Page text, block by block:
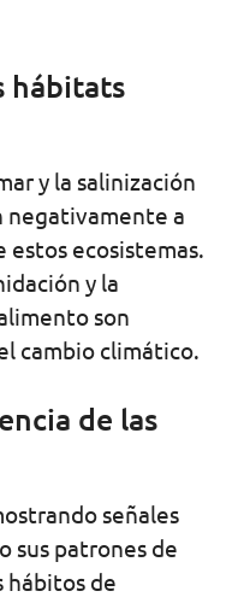
hábitats
y la salinización
negativamente a
estos ecosistemas.
y la
son
cambio climático.
de las
señales
sus patrones de
hábitos de